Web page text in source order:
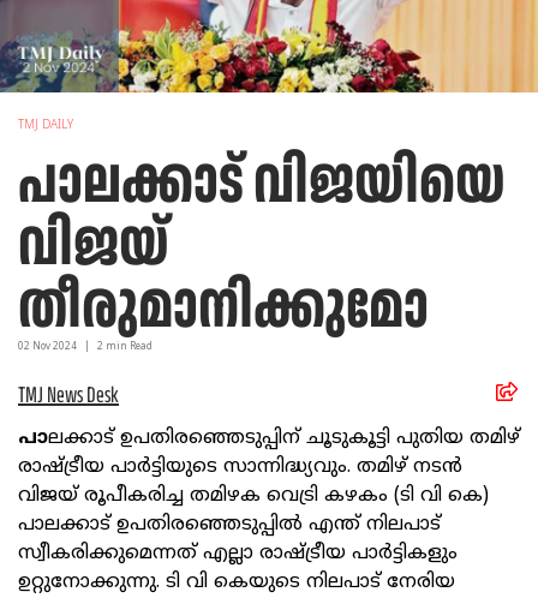
TMJ DAILY
പാലക്കാട് വിജയിയെ
വിജയ്
തീരുമാനിക്കുമോ
02 Nov 2024 2 min Read
TMJ News Desk
പാലക്കാട് ഉപതിരഞ്ഞെടുപ്പിന് ചൂടുകൂട്ടി പുതിയ തമിഴ്
രാഷ്ട്രീയ പാര്‍ട്ടിയുടെ സാന്നിദ്ധ്യവും. തമിഴ് നടന്‍
വിജയ് രൂപീകരിച്ച തമിഴക വെട്രി കഴകം (ടി വി കെ)
പാലക്കാട് ഉപതിരഞ്ഞെടുപ്പില്‍ എന്ത് നിലപാട്
സ്വീകരിക്കുമെന്നത് എല്ലാ രാഷ്ട്രീയ പാര്‍ട്ടികളും
ഉറ്റുനോക്കുന്നു. ടി വി കെയുടെ നിലപാട് നേരിയ